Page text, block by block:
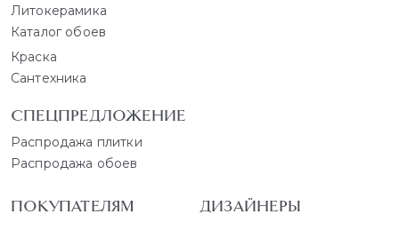
Литокерамика
Каталог обоев
Краска
Сантехника
СПЕЦПРЕДЛОЖЕНИЕ
Распродажа плитки
Распродажа обоев
ПОКУПАТЕЛЯМ
ДИЗАЙНЕРЫ